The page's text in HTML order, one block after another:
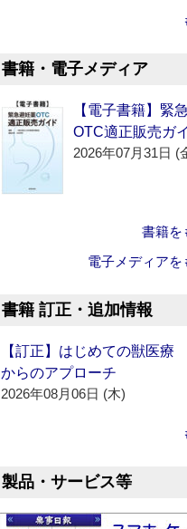
書籍・電子メディア
【電子書籍】緊
OTC適正販売ガ
2026年07月31日 (
書籍を
電子メディアを
書籍 訂正・追加情報
【訂正】はじめての獣医
からのアプローチ
2026年08月06日 (木)
製品・サービス等